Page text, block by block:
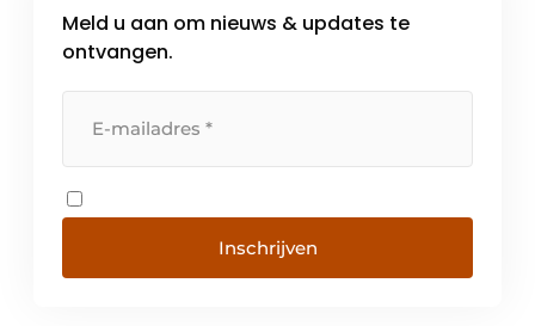
Meld u aan om nieuws & updates te
ontvangen.
Inschrijven